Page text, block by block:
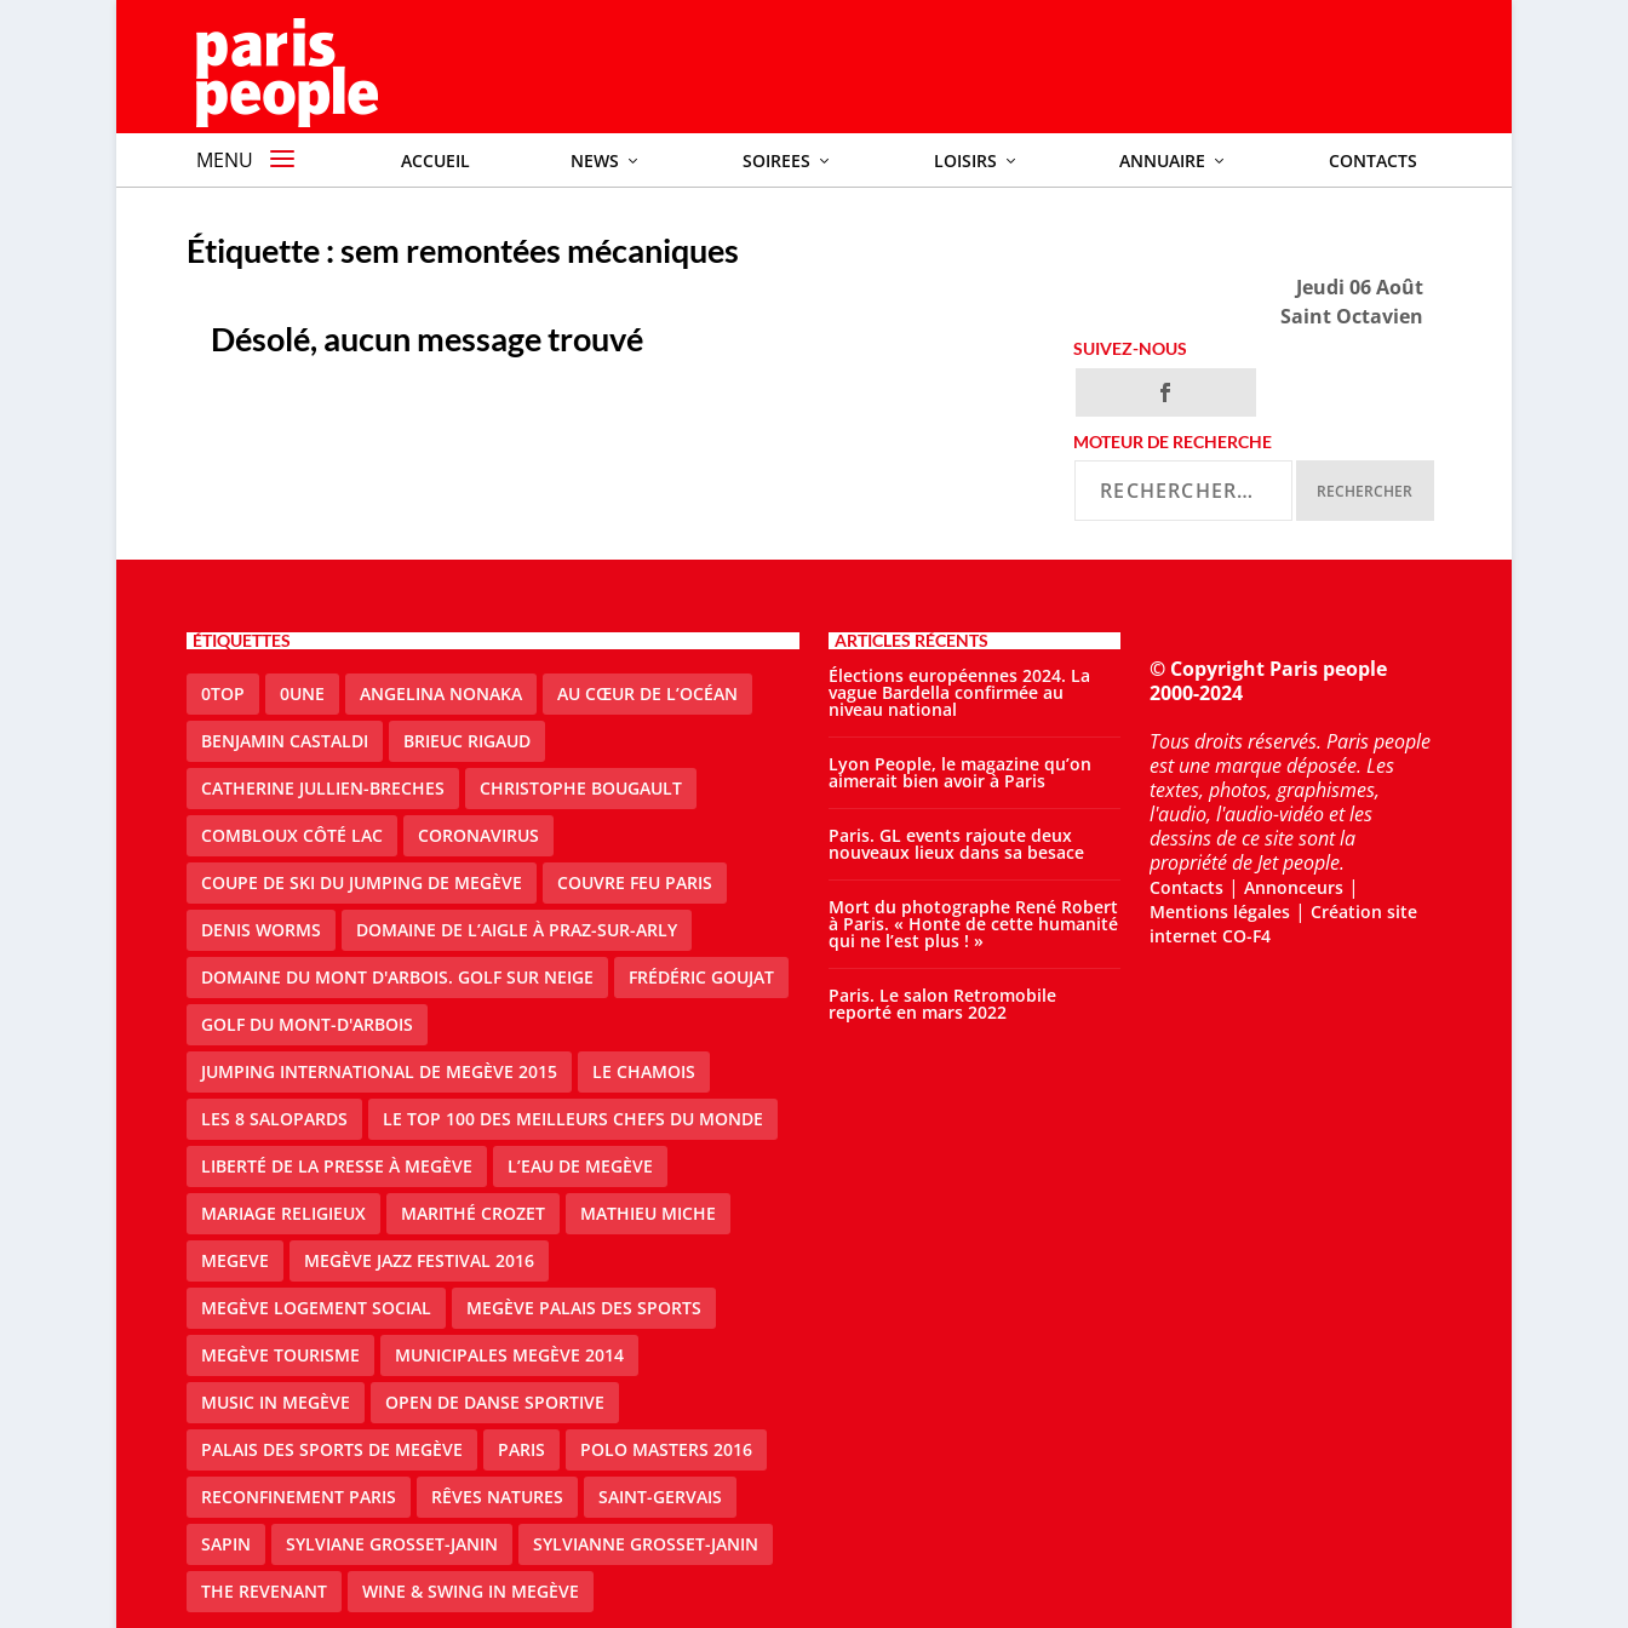
MENU ACCUEIL NEWS SOIREES LOISIRS ANNUAIRE CONTACTS
Étiquette :sem remontées mécaniques
Désolé, aucun message trouvé
Jeudi 06 Août
Saint Octavien
SUIVEZ-NOUS
MOTEUR DE RECHERCHE
ÉTIQUETTES
0TOP 0UNE ANGELINA NONAKA AU CŒUR DE L’OCÉAN
BENJAMIN CASTALDI BRIEUC RIGAUD
CATHERINE JULLIEN-BRECHES CHRISTOPHE BOUGAULT
COMBLOUX CÔTÉ LAC CORONAVIRUS
COUPE DE SKI DU JUMPING DE MEGÈVE COUVRE FEU PARIS
DENIS WORMS DOMAINE DE L’AIGLE À PRAZ-SUR-ARLY
DOMAINE DU MONT D'ARBOIS. GOLF SUR NEIGE FRÉDÉRIC GOUJAT
GOLF DU MONT-D'ARBOIS
JUMPING INTERNATIONAL DE MEGÈVE 2015 LE CHAMOIS
LES 8 SALOPARDS LE TOP 100 DES MEILLEURS CHEFS DU MONDE
LIBERTÉ DE LA PRESSE À MEGÈVE L’EAU DE MEGÈVE
MARIAGE RELIGIEUX MARITHÉ CROZET MATHIEU MICHE
MEGEVE MEGÈVE JAZZ FESTIVAL 2016
MEGÈVE LOGEMENT SOCIAL MEGÈVE PALAIS DES SPORTS
MEGÈVE TOURISME MUNICIPALES MEGÈVE 2014
MUSIC IN MEGÈVE OPEN DE DANSE SPORTIVE
PALAIS DES SPORTS DE MEGÈVE PARIS POLO MASTERS 2016
RECONFINEMENT PARIS RÊVES NATURES SAINT-GERVAIS
SAPIN SYLVIANE GROSSET-JANIN SYLVIANNE GROSSET-JANIN
THE REVENANT WINE & SWING IN MEGÈVE
ARTICLES RÉCENTS
Élections européennes 2024. La
vague Bardella confirmée au
niveau national
Lyon People, le magazine qu’on
aimerait bien avoir à Paris
Paris. GL events rajoute deux
nouveaux lieux dans sa besace
Mort du photographe René Robert
à Paris. « Honte de cette humanité
qui ne l’est plus ! »
Paris. Le salon Retromobile
reporté en mars 2022
© Copyright Paris people
2000-2024
Tous droits réservés. Paris people
est une marque déposée. Les
textes, photos, graphismes,
l'audio, l'audio-vidéo et les
dessins de ce site sont la
propriété de Jet people.
Contacts |Annonceurs |
Mentions légales |Création site
internet CO-F4